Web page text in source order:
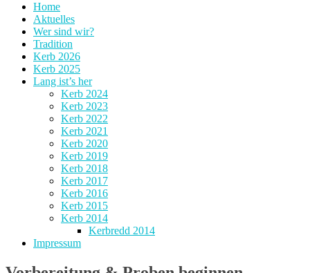
Home
Aktuelles
Wer sind wir?
Tradition
Kerb 2026
Kerb 2025
Lang ist’s her
Kerb 2024
Kerb 2023
Kerb 2022
Kerb 2021
Kerb 2020
Kerb 2019
Kerb 2018
Kerb 2017
Kerb 2016
Kerb 2015
Kerb 2014
Kerbredd 2014
Impressum